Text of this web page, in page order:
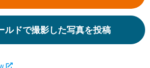
ルドで撮影した写真を投稿